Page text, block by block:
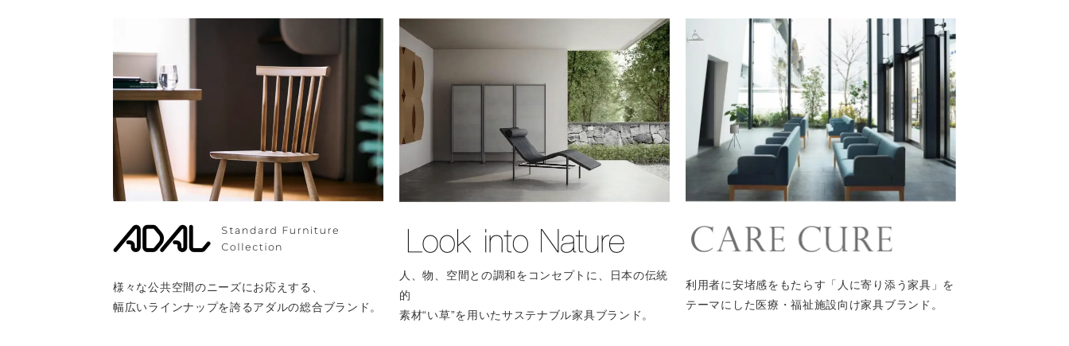
様々な公共空間のニーズにお応えする、
幅広いラインナップを誇るアダルの総合ブランド。
人、物、空間との調和をコンセプトに、日本の伝統
的
素材“い草”を用いたサステナブル家具ブランド。
利用者に安堵感をもたらす「人に寄り添う家具」を
テーマにした医療・福祉施設向け家具ブランド。